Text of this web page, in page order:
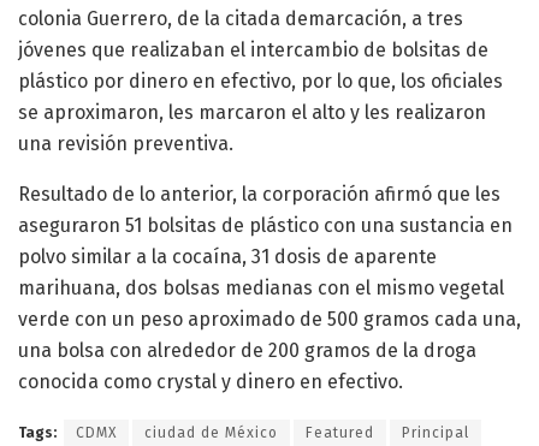
colonia Guerrero, de la citada demarcación, a tres
jóvenes que realizaban el intercambio de bolsitas de
plástico por dinero en efectivo, por lo que, los oficiales
se aproximaron, les marcaron el alto y les realizaron
una revisión preventiva.
Resultado de lo anterior, la corporación afirmó que les
aseguraron 51 bolsitas de plástico con una sustancia en
polvo similar a la cocaína, 31 dosis de aparente
marihuana, dos bolsas medianas con el mismo vegetal
verde con un peso aproximado de 500 gramos cada una,
una bolsa con alrededor de 200 gramos de la droga
conocida como crystal y dinero en efectivo.
Tags: CDMX ciudad de México Featured Principal